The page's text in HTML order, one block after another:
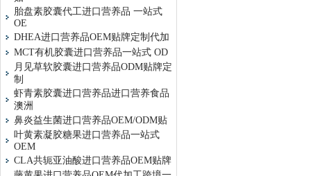
胎盘素胶囊代工进口营养品 一站式
OE
DHEA进口营养品OEM贴牌定制代加
MCT有机胶囊进口营养品一站式 OD
月见草软胶囊进口营养品ODM贴牌定
制
虾青素胶囊进口营养品进口营养食品
澳洲
鼻炎益生菌进口营养品OEM/ODM贴
叶黄素凝胶糖果进口营养品一站式
OEM
CLA共轭亚油酸进口营养品OEM贴牌